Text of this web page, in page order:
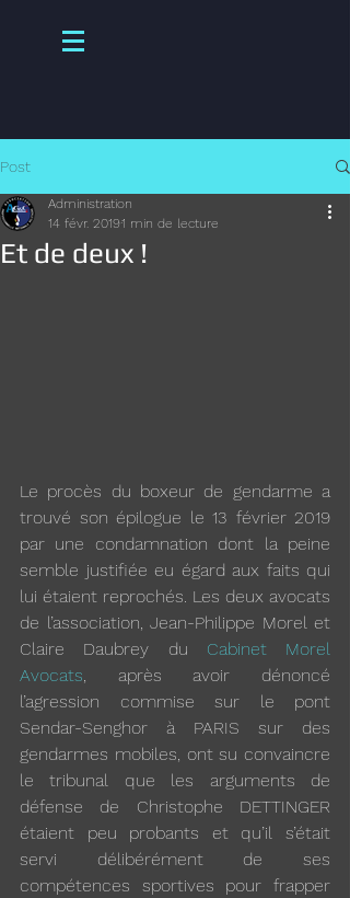
Post
Et de deux !
Administration
14 févr. 20191 min de lecture
Le procès du boxeur de gendarme a
trouvé son épilogue le 13 février 2019
par une condamnation dont la peine
semble justifiée eu égard aux faits qui
lui étaient reprochés. Les deux avocats
de l’association, Jean-Philippe Morel et
Claire Daubrey du Cabinet Morel
Avocats, après avoir dénoncé
l’agression commise sur le pont
Sendar-Senghor à PARIS sur des
gendarmes mobiles, ont su convaincre
le tribunal que les arguments de
défense de Christophe DETTINGER
étaient peu probants et qu’il s’était
servi délibérément de ses
compétences sportives pour frapper